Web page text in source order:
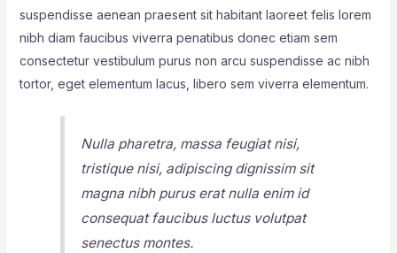
suspendisse aenean praesent sit habitant laoreet felis lorem
nibh diam faucibus viverra penatibus donec etiam sem
consectetur vestibulum purus non arcu suspendisse ac nibh
tortor, eget elementum lacus, libero sem viverra elementum.
Nulla pharetra, massa feugiat nisi,
tristique nisi, adipiscing dignissim sit
magna nibh purus erat nulla enim id
consequat faucibus luctus volutpat
senectus montes.